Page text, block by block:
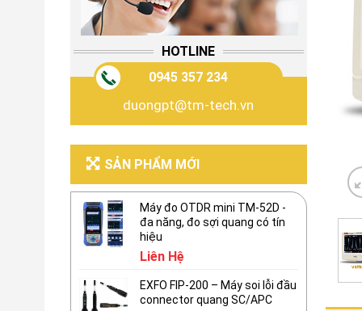
HOTLINE
0945 357 234
duongpt@tm-tech.vn
SẢN PHẨM MỚI
Máy đo OTDR mini TM-52D -
đa năng, đo sợi quang có tín
hiệu
Liên Hệ
EXFO FIP-200 – Máy soi lỗi đầu
connector quang SC/APC